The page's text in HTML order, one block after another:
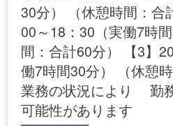
30分） （休憩時間：合
00～18：30（実働7時
間：合計60分） 【3】
働7時間30分） （休憩
業務の状況により 勤
可能性があります